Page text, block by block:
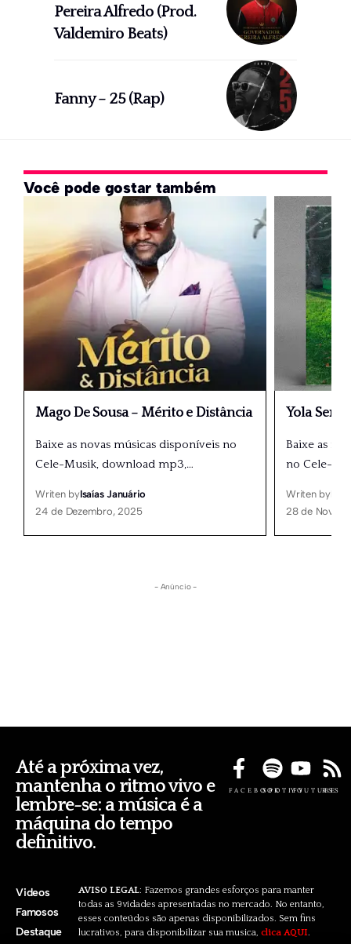
Pereira Alfredo (Prod.
Valdemiro Beats)
Fanny – 25 (Rap)
Você pode gostar também
Mago De Sousa – Mérito e Distância
Baixe as novas músicas disponíveis no
Cele-Musik, download mp3,…
Writen byIsaías Januário
24 de Dezembro, 2025
Yola
Baixe as
no Cele-
Writen by
28 de
- Anúncio -
Até a próxima vez,
mantenha o ritmo vivo e
lembre-se: a música é a
máquina do tempo
definitivo.
FACEBOOKSPOTIFYYOUTUBE
RSS
Videos
Famosos
Destaque
AVISO LEGAL: Fazemos grandes esforços para manter
todas as 9vidades apresentadas no mercado. No entanto,
esses conteúdos são apenas disponibilizados. Sem fins
lucrativos, para disponibilizar sua musica, clica AQUI.